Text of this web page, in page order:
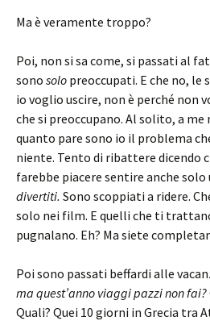
Ma è veramente troppo?
Poi, non si sa come, si passati al
sono solo preoccupati. E che no, le
io voglio uscire, non è perché non
che si preoccupano. Al solito, a me
quanto pare sono io il problema
niente. Tento di ribattere dicendo
farebbe piacere sentire anche solo
divertiti. Sono scoppiati a ridere.
solo nei film. E quelli che ti
pugnalano. Eh? Ma siete
Poi sono passati beffardi alle
ma quest’anno viaggi pazzi non fai?
Quali? Quei 10 giorni in Grecia tra